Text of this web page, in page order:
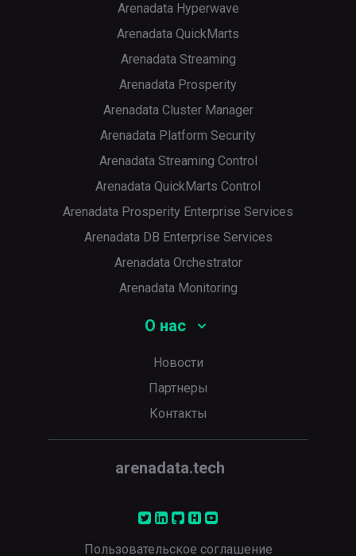
Arenadata Hyperwave
Arenadata QuickMarts
Arenadata Streaming
Arenadata Prosperity
Arenadata Cluster Manager
Arenadata Platform Security
Arenadata Streaming Control
Arenadata QuickMarts Control
Arenadata Prosperity Enterprise Services
Arenadata DB Enterprise Services
Arenadata Orchestrator
Arenadata Monitoring
О нас
Новости
Партнеры
Контакты
arenadata.tech
Пользовательское соглашение